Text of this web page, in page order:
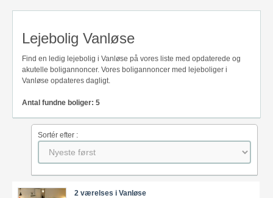
Lejebolig Vanløse
Find en ledig lejebolig i Vanløse på vores liste med opdaterede og
akutelle boligannoncer. Vores boligannoncer med lejeboliger i
Vanløse opdateres dagligt.
Antal fundne boliger: 5
Sortér efter :
2 værelses i Vanløse